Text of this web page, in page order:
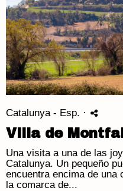
Catalunya - Esp. ·
Villa de
Una visita a una de las
Catalunya. Un pequeño
encuentra encima de una
la comarca de...